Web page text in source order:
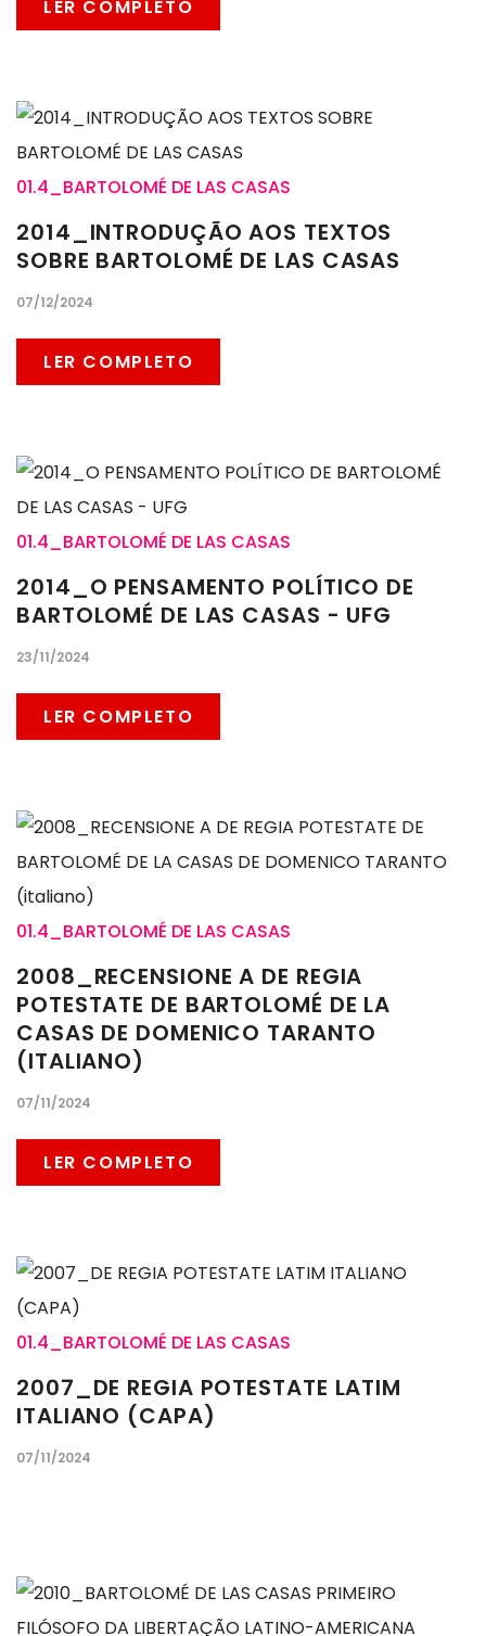
LER COMPLETO
01.4_BARTOLOMÉ DE LAS CASAS
2014_INTRODUÇÃO AOS TEXTOS
SOBRE BARTOLOMÉ DE LAS CASAS
07/12/2024
LER COMPLETO
01.4_BARTOLOMÉ DE LAS CASAS
2014_O PENSAMENTO POLÍTICO DE
BARTOLOMÉ DE LAS CASAS - UFG
23/11/2024
LER COMPLETO
01.4_BARTOLOMÉ DE LAS CASAS
2008_RECENSIONE A DE REGIA
POTESTATE DE BARTOLOMÉ DE LA
CASAS DE DOMENICO TARANTO
(ITALIANO)
07/11/2024
LER COMPLETO
01.4_BARTOLOMÉ DE LAS CASAS
2007_DE REGIA POTESTATE LATIM
ITALIANO (CAPA)
07/11/2024